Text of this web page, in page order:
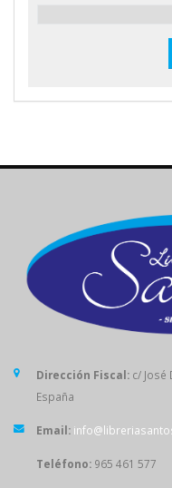
Dirección Fiscal: c/ José
España
Email:
Teléfono: 965 461 577